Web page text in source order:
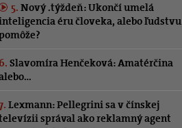
5. Nový .týždeň: Ukončí umelá
éru človeka, alebo ľudstvu
6. Slavomíra Henčeková: Amatérčina
Lexmann: Pellegrini sa v čínskej
správal ako reklamný agent